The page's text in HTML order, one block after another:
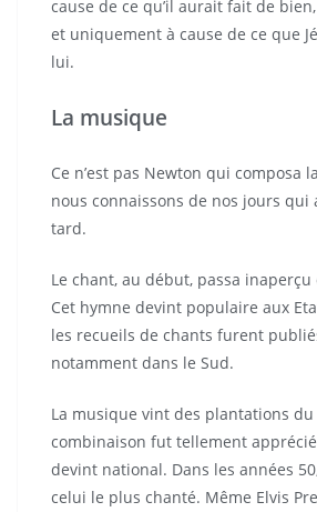
cause de ce qu’il aurait fait de
et uniquement à cause de ce que
lui.
La musique
Ce n’est pas Newton qui composa
nous connaissons de nos jours
tard.
Le chant, au début, passa
Cet hymne devint populaire aux
les recueils de chants furent
notamment dans le Sud.
La musique vint des plantations du
combinaison fut tellement
devint national. Dans les années
celui le plus chanté. Même Elvis